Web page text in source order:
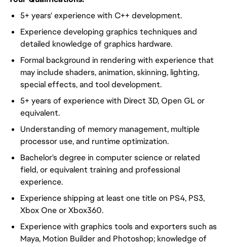
5+ years' experience with C++ development.
Experience developing graphics techniques and
detailed knowledge of graphics hardware.
Formal background in rendering with experience that
may include shaders, animation, skinning, lighting,
special effects, and tool development.
5+ years of experience with Direct 3D, Open GL or
equivalent.
Understanding of memory management, multiple
processor use, and runtime optimization.
Bachelor's degree in computer science or related
field, or equivalent training and professional
experience.
Experience shipping at least one title on PS4, PS3,
Xbox One or Xbox360.
Experience with graphics tools and exporters such as
Maya, Motion Builder and Photoshop; knowledge of